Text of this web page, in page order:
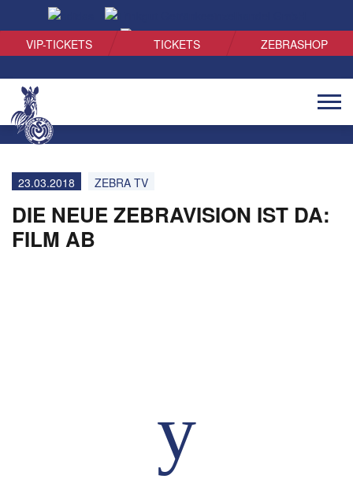
VIP-TICKETS TICKETS ZEBRASHOP
23.03.2018 ZEBRA TV
DIE NEUE ZEBRAVISION IST DA:
FILM AB